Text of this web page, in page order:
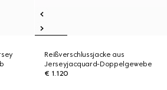
Reißverschlussjacke aus
Jerseyjacquard-Doppelgewebe
€ 1.120